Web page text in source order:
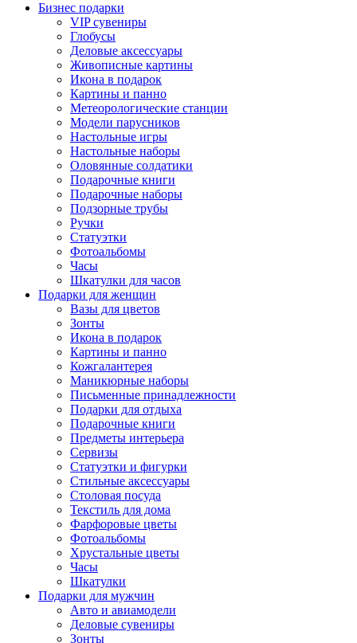
Бизнес подарки
VIP сувениры
Глобусы
Деловые аксессуары
Живописные картины
Икона в подарок
Картины и панно
Метеорологические станции
Модели парусников
Настольные игры
Настольные наборы
Оловянные солдатики
Подарочные книги
Подарочные наборы
Подзорные трубы
Ручки
Статуэтки
Фотоальбомы
Часы
Шкатулки для часов
Подарки для женщин
Вазы для цветов
Зонты
Икона в подарок
Картины и панно
Кожгалантерея
Маникюрные наборы
Письменные принадлежности
Подарки для отдыха
Подарочные книги
Предметы интерьера
Сервизы
Статуэтки и фигурки
Стильные аксессуары
Столовая посуда
Текстиль для дома
Фарфоровые цветы
Фотоальбомы
Хрустальные цветы
Часы
Шкатулки
Подарки для мужчин
Авто и авиамодели
Деловые сувениры
Зонты